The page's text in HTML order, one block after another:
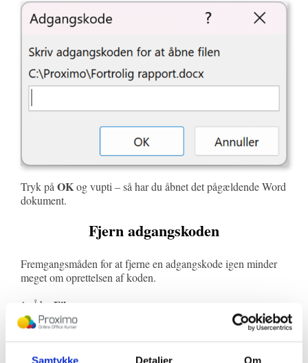
Samtykke Detaljer Om
Tryk påOKog vupti – så har du åbnet det pågældende Word
dokument.
Fjern adgangskoden
Fremgangsmåden for at fjerne en adgangskode igen minder
meget om oprettelsen af koden.
1. Åbn Filer
2. Klik påOplysninger
3. Tryk påBeskyt dokumentog vælg Kryptér med